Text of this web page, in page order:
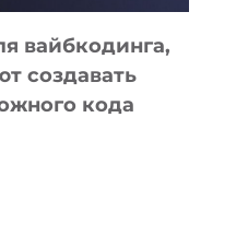
вайбкодинга,
создавать
кода